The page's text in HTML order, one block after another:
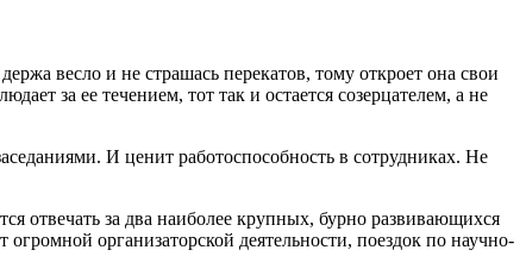
весло и не страшась перекатов, тому откроет она свои
за ее течением, тот так и остается созерцателем, а не
И ценит работоспособность в сотрудниках. Не
отвечать за два наиболее крупных, бурно развивающихся
организаторской деятельности, поездок по научно-